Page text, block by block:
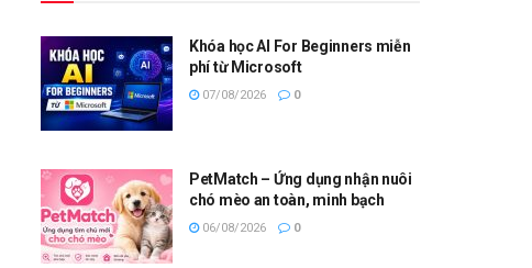
Khóa học AI For Beginners miễn
phí từ Microsoft
07/08/2026 0
PetMatch – Ứng dụng nhận nuôi
chó mèo an toàn, minh bạch
06/08/2026 0